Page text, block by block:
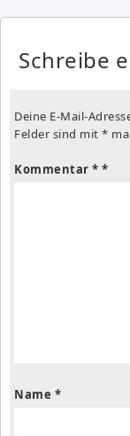
Schreibe
Deine E-Mail-
Felder sind mit *
Kommentar *
Name *